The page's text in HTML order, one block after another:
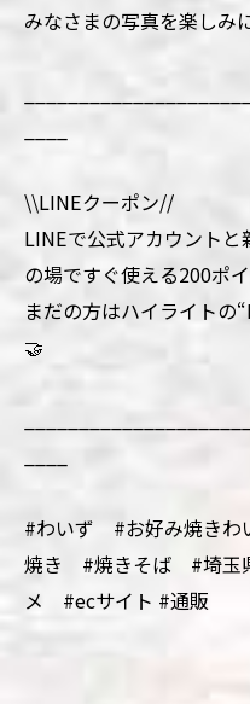
みなさまの写真を楽しみ
\\LINEクーポン//
LINEで公式アカウント
の場ですぐ使える200ポ
まだの方はハイライトの
🤝
#わいず #お好み焼き
焼き #焼きそば #埼玉
メ #ecサイト #通販